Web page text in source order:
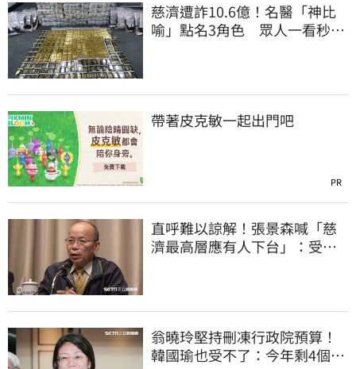
慈濟遭詐10.6億！名醫「神比
喻」點名3角色 眾人一看秒懂
帶著皮克敏一起出門吧
PR
直呼難以諒解！張景森喊「慈
濟最高層應有人下台」：受害
翁曉玲堅持刪凍行政院預算！
韓國瑜也受不了：今年剩4個月